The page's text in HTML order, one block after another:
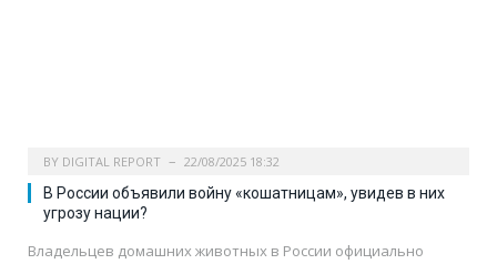
BY DIGITAL REPORT 22/08/2025 18:32
В России объявили войну «кошатницам», увидев в них
угрозу нации?
Владельцев домашних животных в России официально